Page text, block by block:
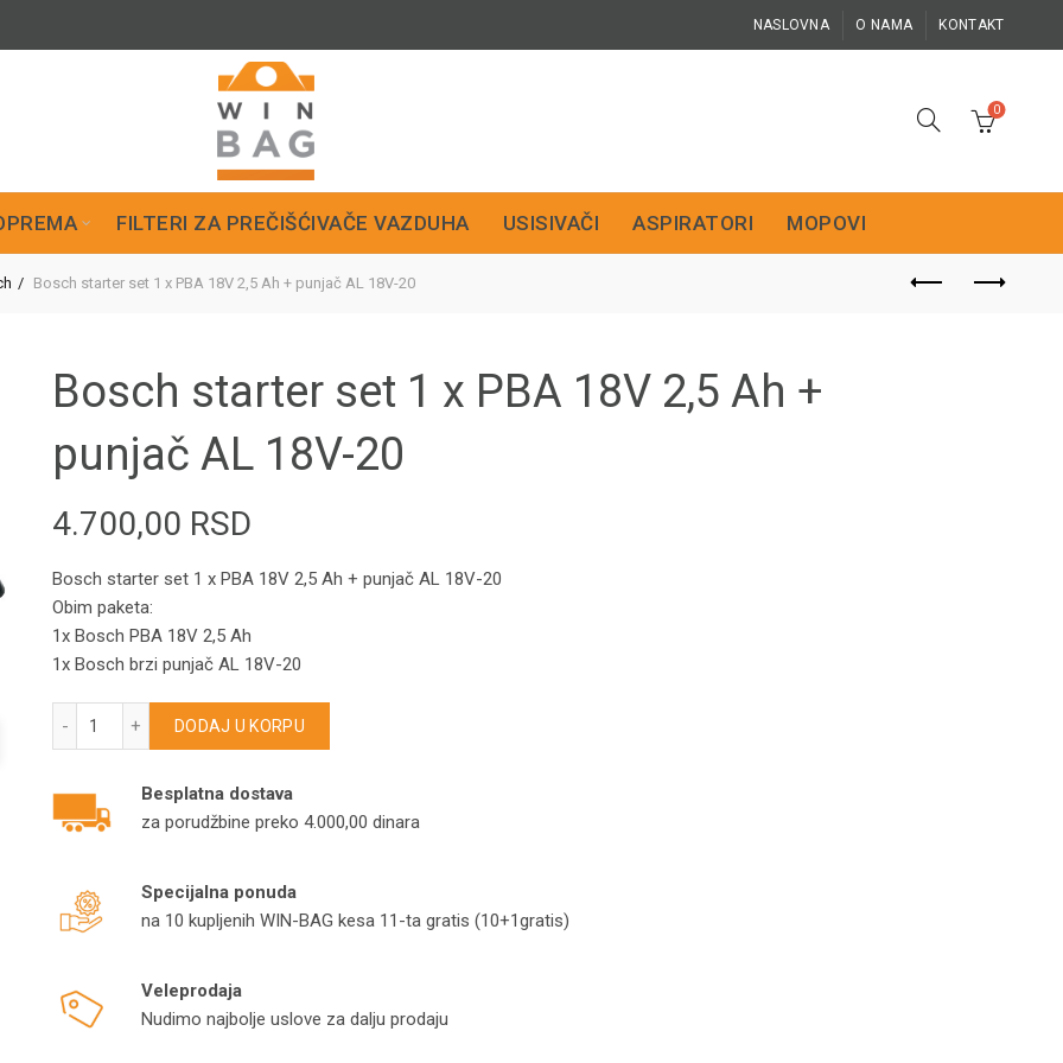
NASLOVNA O NAMA KONTAKT
0
FILTERI ZA PREČIŠĆIVAČE VAZDUHA USISIVAČI ASPIRATORI MOPOVI
Bosch starter set 1 x PBA 18V 2,5 Ah + punjač AL 18V-20
Bosch starter set 1 x PBA 18V 2,5 Ah +
punjač AL 18V-20
4.700,00 RSD
Bosch starter set 1 x PBA 18V 2,5 Ah + punjač AL 18V-20
Obim paketa:
1x Bosch PBA 18V 2,5 Ah
1x Bosch brzi punjač AL 18V-20
DODAJ U KORPU
Besplatna dostava
za porudžbine preko 4.000,00 dinara
Specijalna ponuda
na 10 kupljenih WIN-BAG kesa 11-ta gratis (10+1gratis)
Veleprodaja
Nudimo najbolje uslove za dalju prodaju